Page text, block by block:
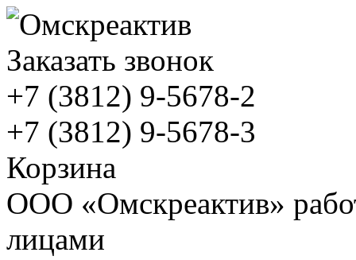
Заказать звонок
+7 (3812) 9-5678-2
+7 (3812) 9-5678-3
Корзина
ООО «Омскреактив»
лицами